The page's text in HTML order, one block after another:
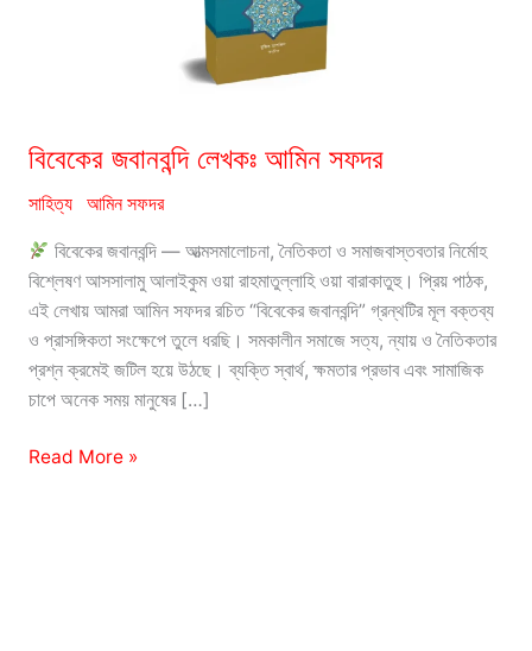
বিবেকের জবানবন্দি লেখকঃ আমিন সফদর
সাহিত্য আমিন সফদর
বিবেকের জবানবন্দি — আত্মসমালোচনা, নৈতিকতা ও সমাজবাস্তবতার নির্মোহ
বিশ্লেষণ আসসালামু আলাইকুম ওয়া রাহমাতুল্লাহি ওয়া বারাকাতুহু। প্রিয় পাঠক,
এই লেখায় আমরা আমিন সফদর রচিত “বিবেকের জবানবন্দি” গ্রন্থটির মূল বক্তব্য
ও প্রাসঙ্গিকতা সংক্ষেপে তুলে ধরছি। সমকালীন সমাজে সত্য, ন্যায় ও নৈতিকতার
প্রশ্ন ক্রমেই জটিল হয়ে উঠছে। ব্যক্তি স্বার্থ, ক্ষমতার প্রভাব এবং সামাজিক
চাপে অনেক সময় মানুষের […]
বিবেকের
Read More »